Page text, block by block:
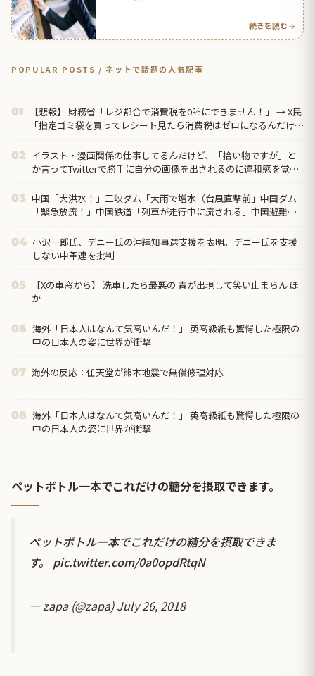
続きを読む
POPULAR POSTS / ネットで話題の人気記事
01
【悲報】 財務省「レジ都合で消費税を0％にできません！」 → X民
「指定ゴミ袋を買ってレシート見たら消費税はゼロになるんだけ
02 イラスト・漫画関係の仕事してるんだけど、「拾い物ですが」と
か言ってTwitterで勝手に自分の画像を出されるのに違和感を覚え
03 中国「大洪水！」三峡ダム「大雨で増水（台風直撃前」中国ダム
「緊急放流！」中国鉄道「列車が走行中に流される」中国避難所
04 小沢一郎氏、デニー氏の沖縄知事選支援を表明。デニー氏を支援
しない中革連を批判
05
【Xの車窓から】 洗車したら最悪の 青が出現して笑い止まらん ほ
か
06 海外「日本人はなんて気高いんだ！」 英高級紙も驚愕した極限の
中の日本人の姿に世界が衝撃
07 海外の反応：任天堂が熊本地震で無償修理対応
08 海外「日本人はなんて気高いんだ！」 英高級紙も驚愕した極限の
中の日本人の姿に世界が衝撃
ペットボトル一本でこれだけの糖分を摂取できます。
ペットボトル一本でこれだけの糖分を摂取できま
す。 pic.twitter.com/0a0opdRtqN
— zapa (@zapa)July 26, 2018